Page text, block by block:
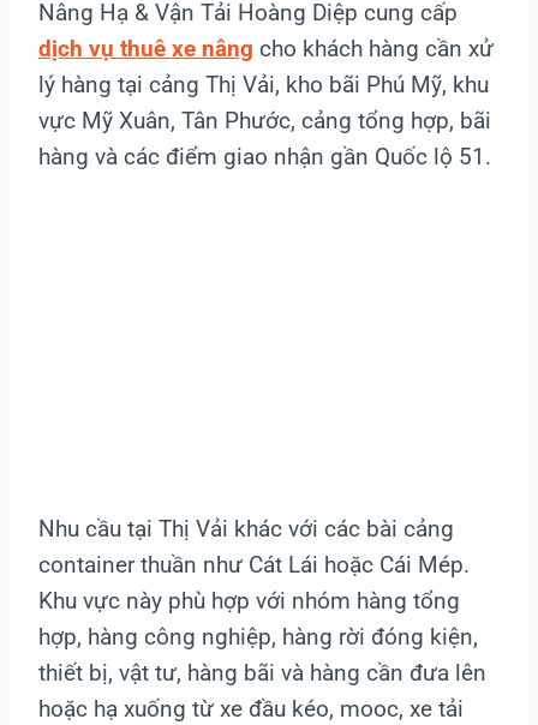
Nâng Hạ & Vận Tải Hoàng Diệp cung cấp
dịch vụ thuê xe nâng cho khách hàng cần xử
lý hàng tại cảng Thị Vải, kho bãi Phú Mỹ, khu
vực Mỹ Xuân, Tân Phước, cảng tổng hợp, bãi
hàng và các điểm giao nhận gần Quốc lộ 51.
Nhu cầu tại Thị Vải khác với các bài cảng
container thuần như Cát Lái hoặc Cái Mép.
Khu vực này phù hợp với nhóm hàng tổng
hợp, hàng công nghiệp, hàng rời đóng kiện,
thiết bị, vật tư, hàng bãi và hàng cần đưa lên
hoặc hạ xuống từ xe đầu kéo, mooc, xe tải